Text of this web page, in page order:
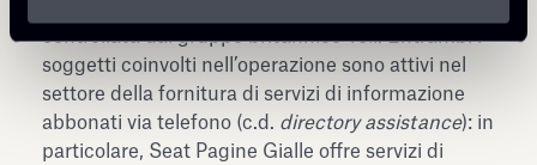
controllata dal gruppo britannico Yell. Entrambi i
soggetti coinvolti nell’operazione sono attivi nel
settore della fornitura di servizi di informazione
abbonati via telefono (c.d. directory assistance): in
particolare, Seat Pagine Gialle offre servizi di